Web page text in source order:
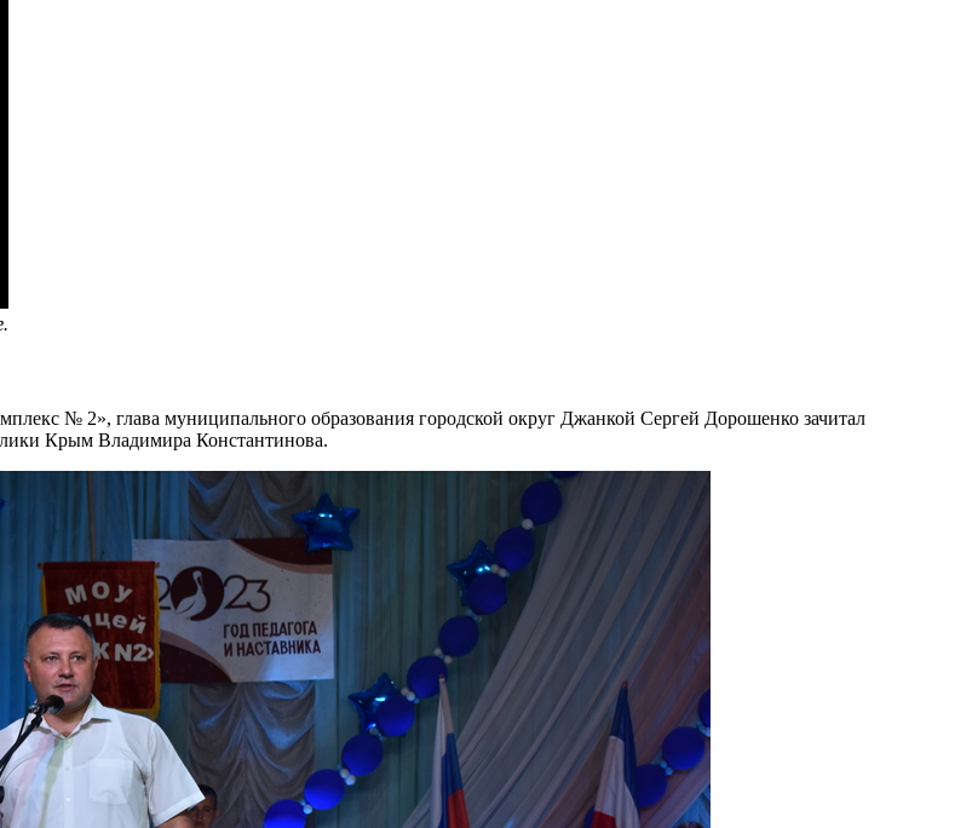
№ 2», глава муниципального образования городской округ Джанкой Сергей Дорошенко зачитал
Крым Владимира Константинова.